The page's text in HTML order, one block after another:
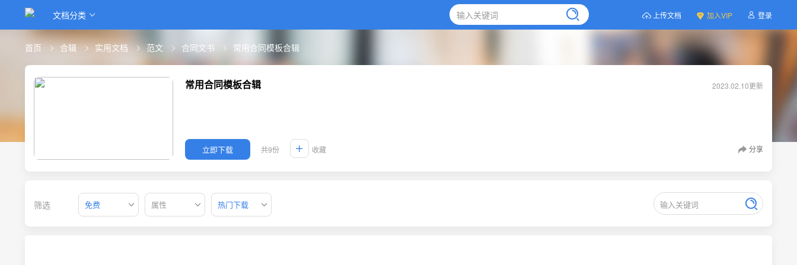
文档分类 上传文档 加入VIP 登录
首页 合辑 实用文档 范文 合同文书 常用合同模板合辑
常用合同模板合辑 2023.02.10更新
立即下载 共9份 收藏 分享
筛选 免费 属性 热门下载